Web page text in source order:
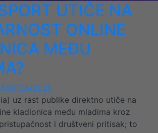
UTIČE NA
ONLINE
MEĐU
09/26/2025
uz rast publike direktno utiče na
kladionica među mladima kroz
i društveni pritisak; to